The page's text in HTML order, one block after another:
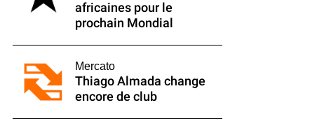
africaines pour le
prochain Mondial
Mercato
Thiago Almada change
encore de club